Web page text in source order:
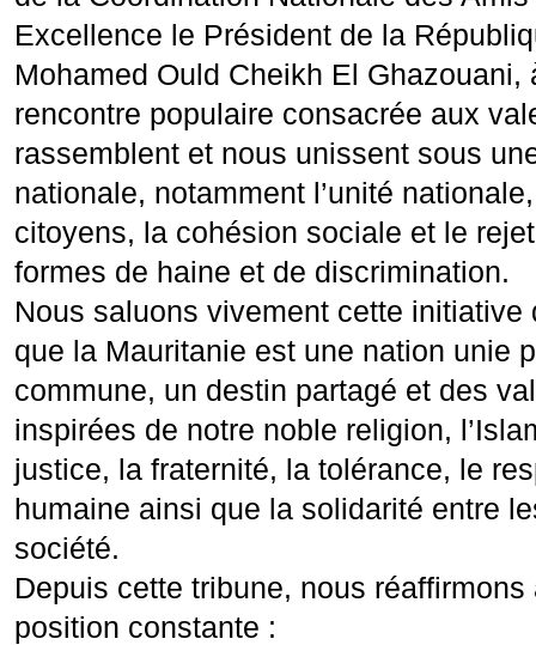
Excellence le Président de la
Mohamed Ould Cheikh El Ghazouani,
rencontre populaire consacrée aux
rassemblent et nous unissent sous
nationale, notamment l’unité
citoyens, la cohésion sociale et le
formes de haine et de discrimination.
Nous saluons vivement cette initiative
que la Mauritanie est une nation unie
commune, un destin partagé et des
inspirées de notre noble religion,
justice, la fraternité, la tolérance, le
humaine ainsi que la solidarité entre
société.
Depuis cette tribune, nous
position constante :